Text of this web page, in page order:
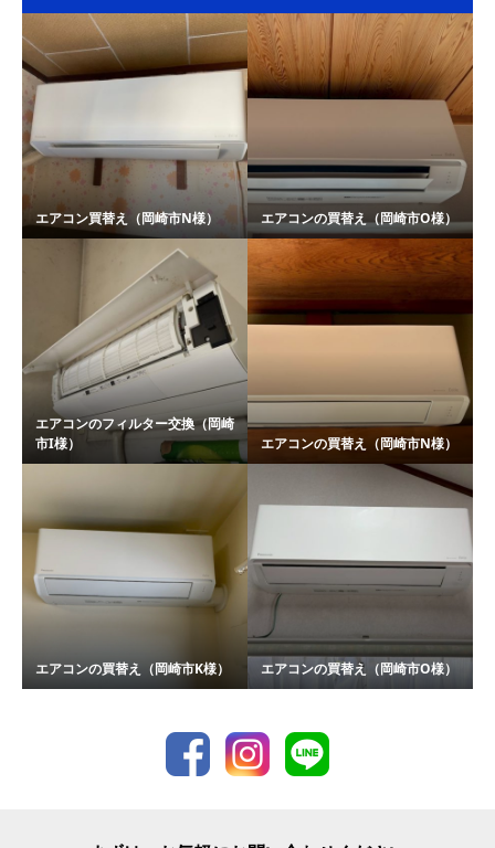
エアコン買替え（岡崎市N様） エアコンの買替え（岡崎市O様）
エアコンのフィルター交換（岡崎
市I様）
エアコンの買替え（岡崎市N様）
エアコンの買替え（岡崎市K様） エアコンの買替え（岡崎市O様）